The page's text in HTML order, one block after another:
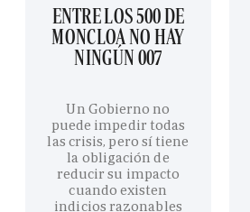
ENTRE LOS 500 DE
MONCLOA NO HAY
NINGÚN 007
Un Gobierno no
puede impedir todas
las crisis, pero sí tiene
la obligación de
reducir su impacto
cuando existen
indicios razonables